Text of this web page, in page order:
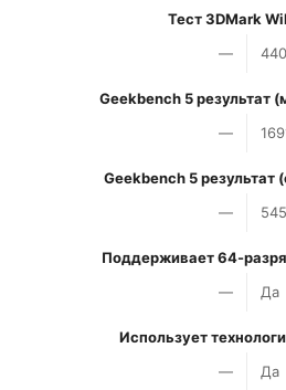
Тест 3DMark
—
440
Geekbench 5 результат
—
Geekbench 5 результат
—
545
Поддерживает 64-
—
Да
Использует
—
Да